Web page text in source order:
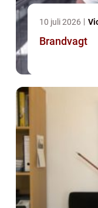
10 juli 2026
Brandvagt